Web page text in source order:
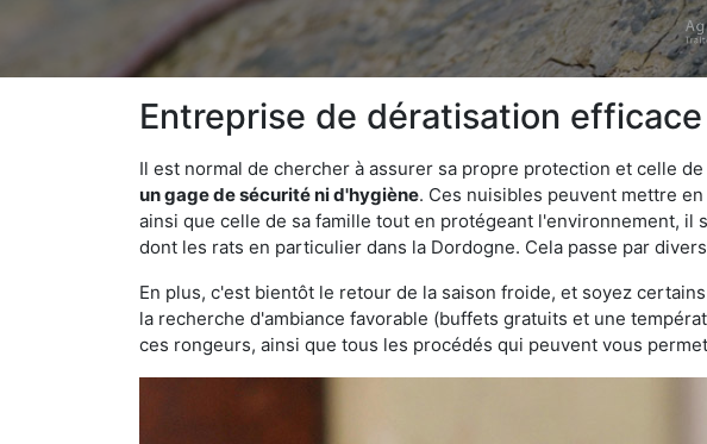
Entreprise de dératisation
Il est normal de chercher à assurer sa propre protection et celle
un gage de sécurité ni d'hygiène. Ces nuisibles peuvent mettre
ainsi que celle de sa famille tout en protégeant l'environnement,
dont les rats en particulier dans la Dordogne. Cela passe par
En plus, c'est bientôt le retour de la saison froide, et soyez
la recherche d'ambiance favorable (buffets gratuits et une
ces rongeurs, ainsi que tous les procédés qui peuvent vous